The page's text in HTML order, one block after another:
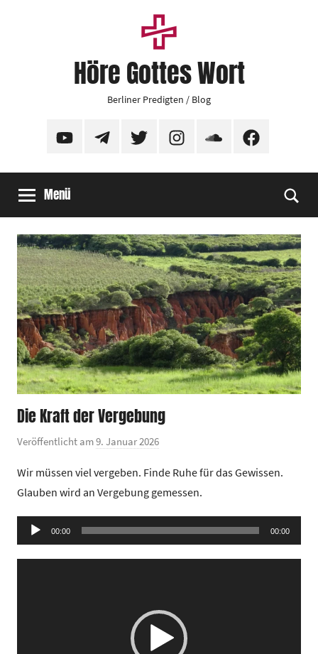
Höre Gottes Wort
Berliner Predigten / Blog
YouTubeTelegramTwitter InstagramSoundCloudFacebook
Menü
Die Kraft der Vergebung
Veröffentlicht am9. Januar 2026
n
G
e
m
d
e
z
Wir müssen viel vergeben. Finde Ruhe für das Gewissen.
Glauben wird an Vergebung gemessen.
Audio-
Player
00:00 00:00